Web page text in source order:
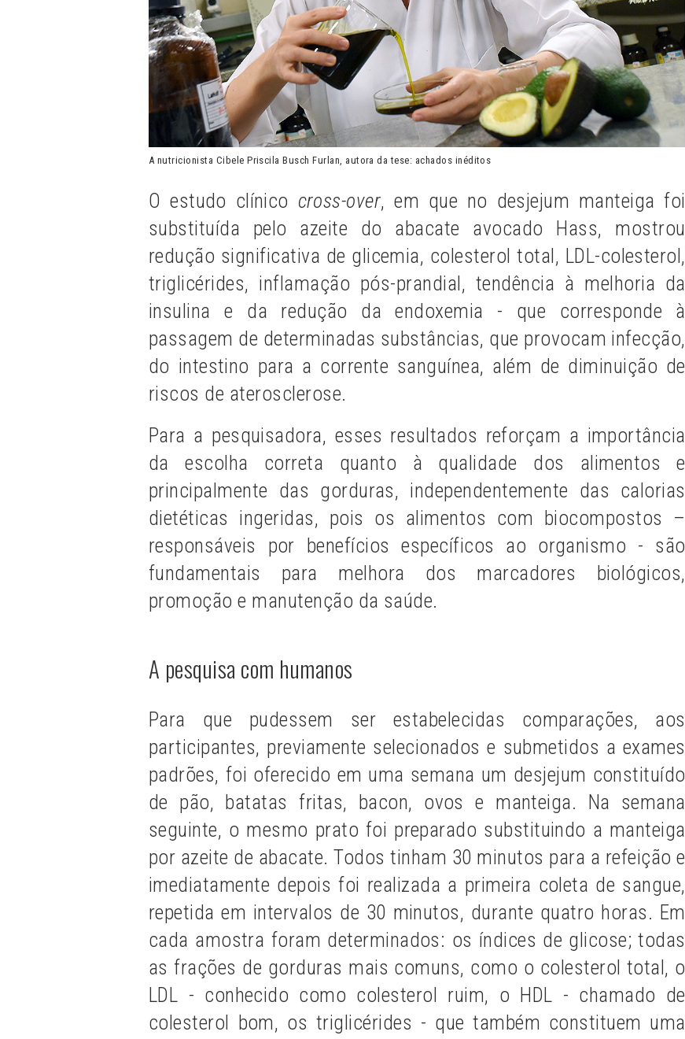
A nutricionista Cibele Priscila Busch Furlan, autora da tese: achados inéditos
O estudo clínico cross-over, em que no desjejum manteiga foi
substituída pelo azeite do abacate avocado Hass, mostrou
redução significativa de glicemia, colesterol total, LDL-colesterol,
triglicérides, inflamação pós-prandial, tendência à melhoria da
insulina e da redução da endoxemia - que corresponde à
passagem de determinadas substâncias, que provocam infecção,
do intestino para a corrente sanguínea, além de diminuição de
riscos de aterosclerose.
Para a pesquisadora, esses resultados reforçam a importância
da escolha correta quanto à qualidade dos alimentos e
principalmente das gorduras, independentemente das calorias
dietéticas ingeridas, pois os alimentos com biocompostos –
responsáveis por benefícios específicos ao organismo - são
fundamentais para melhora dos marcadores biológicos,
promoção e manutenção da saúde.
A pesquisa com humanos
Para que pudessem ser estabelecidas comparações, aos
participantes, previamente selecionados e submetidos a exames
padrões, foi oferecido em uma semana um desjejum constituído
de pão, batatas fritas, bacon, ovos e manteiga. Na semana
seguinte, o mesmo prato foi preparado substituindo a manteiga
por azeite de abacate. Todos tinham 30 minutos para a refeição e
imediatamente depois foi realizada a primeira coleta de sangue,
repetida em intervalos de 30 minutos, durante quatro horas. Em
cada amostra foram determinados: os índices de glicose; todas
as frações de gorduras mais comuns, como o colesterol total, o
LDL - conhecido como colesterol ruim, o HDL - chamado de
colesterol bom, os triglicérides - que também constituem uma